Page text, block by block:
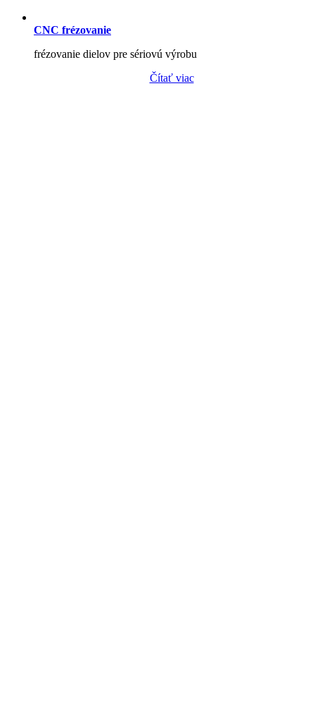
CNC frézovanie
frézovanie dielov pre sériovú výrobu
Čítať viac